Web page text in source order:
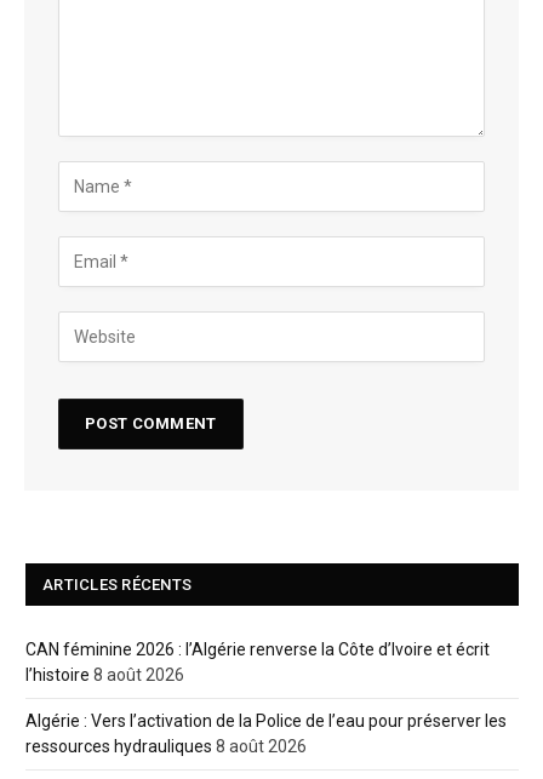
ARTICLES RÉCENTS
CAN féminine 2026 : l’Algérie renverse la Côte d’Ivoire et écrit
l’histoire 8 août 2026
Algérie : Vers l’activation de la Police de l’eau pour préserver les
ressources hydrauliques 8 août 2026